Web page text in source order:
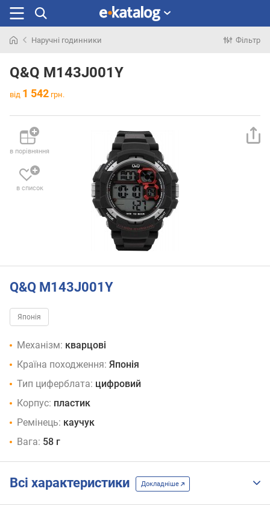
раніше
Наручні годинники Фільтр
Q&Q M143J001Y
від 1 542 грн.
в порівняння
в список
Q&Q M143J001Y
Японія
Механізм: кварцові
Країна походження: Японія
Тип циферблата: цифровий
Корпус: пластик
Ремінець: каучук
Вага: 58 г
Всі характеристики Докладніше